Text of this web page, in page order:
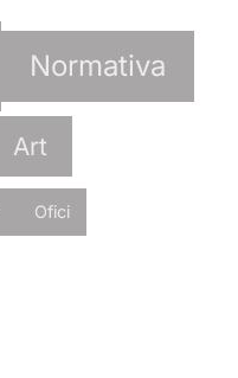
Normativa
Art
Ofici